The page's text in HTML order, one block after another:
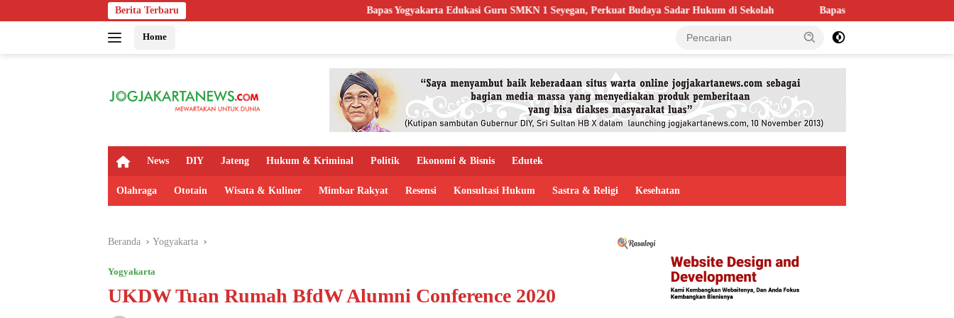
ke
Berita Terbaru Bapas Yogyakarta Edukasi Guru SMKN 1 Seyegan, Perkuat Budaya Sadar Hukum di Sekolah Bapas Yogyakarta Perkuat Kolaborasi dengan Poltek
Home
H
m
News DIY Jateng Hukum & Kriminal Politik Ekonomi & Bisnis Edutek
Olahraga Ototain Wisata & Kuliner Mimbar Rakyat Resensi Konsultasi Hukum Sastra & Religi Kesehatan
Beranda Yogyakarta
Yogyakarta
UKDW Tuan Rumah BfdW Alumni Conference 2020